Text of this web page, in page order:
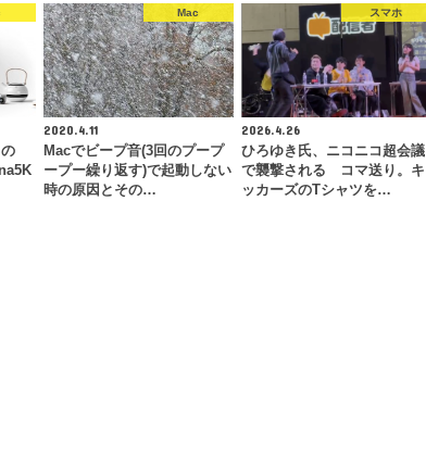
Mac
2020.4.11
Macでビープ音(3回のプープ
ープー繰り返す)で起動しない
時の原因とその…
スマホ
2026.4.26
ひろゆき氏、ニコニコ超会議
で襲撃される コマ送り。キ
ッカーズのTシャツを…